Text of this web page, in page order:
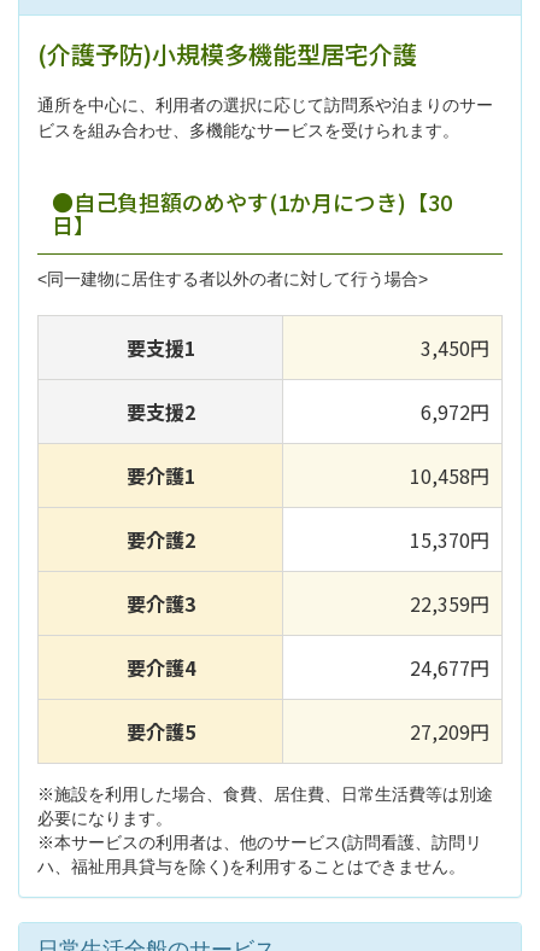
(介護予防)小規模多機能型居宅介護
通所を中心に、利用者の選択に応じて訪問系や泊まりのサー
ビスを組み合わせ、多機能なサービスを受けられます。
●自己負担額のめやす(1か月につき)【30
日】
<同一建物に居住する者以外の者に対して行う場合>
要支援1 3,450円
要支援2 6,972円
要介護1 10,458円
要介護2 15,370円
要介護3 22,359円
要介護4 24,677円
要介護5 27,209円
※施設を利用した場合、食費、居住費、日常生活費等は別途
必要になります。
※本サービスの利用者は、他のサービス(訪問看護、訪問リ
ハ、福祉用具貸与を除く)を利用することはできません。